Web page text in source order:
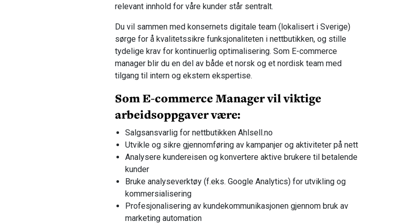
relevant innhold for våre kunder står sentralt.
Du vil sammen med konsernets digitale team (lokalisert i Sverige)
sørge for å kvalitetssikre funksjonaliteten i nettbutikken, og stille
tydelige krav for kontinuerlig optimalisering. Som E-commerce
manager blir du en del av både et norsk og et nordisk team med
tilgang til intern og ekstern ekspertise.
Som E-commerce Manager vil viktige
arbeidsoppgaver være:
Salgsansvarlig for nettbutikken Ahlsell.no
Utvikle og sikre gjennomføring av kampanjer og aktiviteter på nett
Analysere kundereisen og konvertere aktive brukere til betalende
kunder
Bruke analyseverktøy (f.eks. Google Analytics) for utvikling og
kommersialisering
Profesjonalisering av kundekommunikasjonen gjennom bruk av
marketing automation